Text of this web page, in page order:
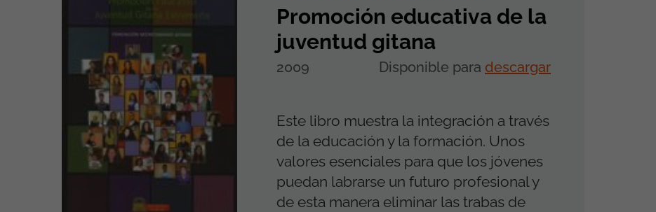
Promoción educativa de la
juventud gitana
2009 Disponible para descargar
Este libro muestra la integración a través
de la educación y la formación. Unos
valores esenciales para que los jóvenes
puedan labrarse un futuro profesional y
de esta manera eliminar las trabas de